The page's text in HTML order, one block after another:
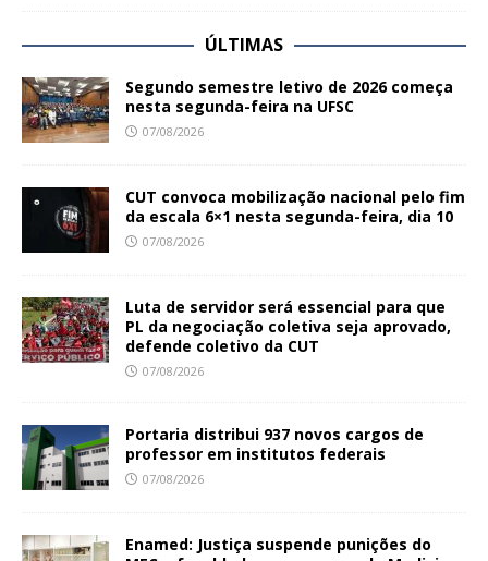
ÚLTIMAS
Segundo semestre letivo de 2026 começa
nesta segunda-feira na UFSC
07/08/2026
CUT convoca mobilização nacional pelo fim
da escala 6×1 nesta segunda-feira, dia 10
07/08/2026
Luta de servidor será essencial para que
PL da negociação coletiva seja aprovado,
defende coletivo da CUT
07/08/2026
Portaria distribui 937 novos cargos de
professor em institutos federais
07/08/2026
Enamed: Justiça suspende punições do